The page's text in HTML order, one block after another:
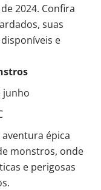
2024. Confira
suas
e
junho
épica
monstros, onde
e perigosas